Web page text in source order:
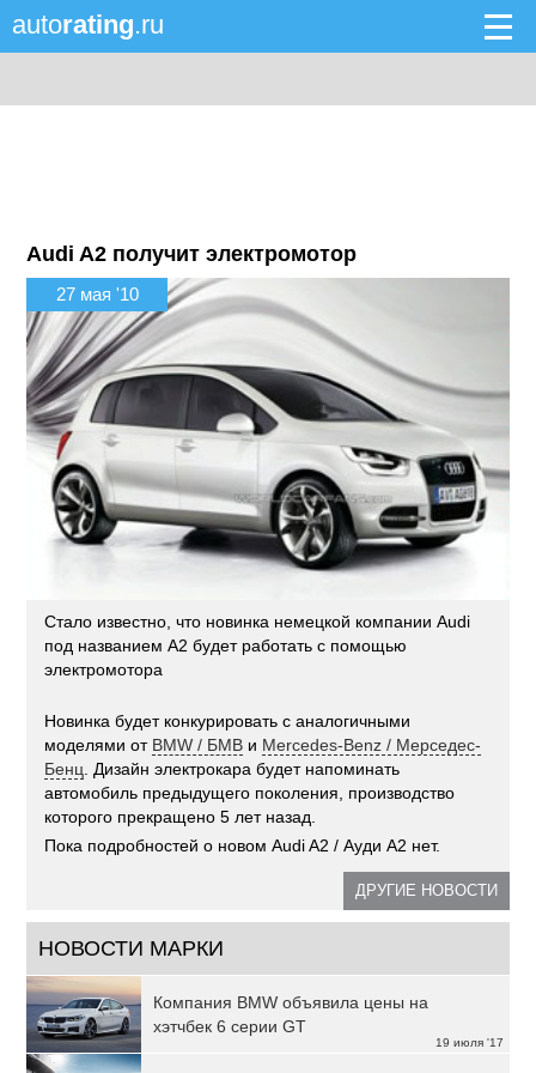
autorating.ru
Audi A2 получит электромотор
27 мая '10
Стало известно, что новинка немецкой компании Audi
под названием А2 будет работать с помощью
электромотора
Новинка будет конкурировать с аналогичными
моделями от BMW / БМВ и Mercedes-Benz / Мерседес-
Бенц . Дизайн электрокара будет напоминать
автомобиль предыдущего поколения, производство
которого прекращено 5 лет назад.
Пока подробностей о новом Audi A2 / Ауди А2 нет.
ДРУГИЕ НОВОСТИ
НОВОСТИ МАРКИ
19 июля '17
Компания BMW объявила цены на
хэтчбек 6 серии GT